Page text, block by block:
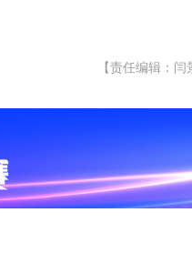
【责任编辑：闫